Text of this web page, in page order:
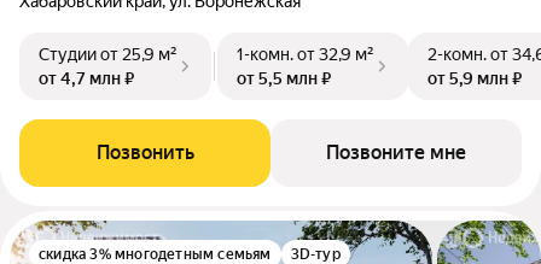
Студииот 25,9 м²
от 4,7 млн ₽
1-комн.от 32,9 м²
от 5,5 млн ₽
2-комн.от
от 5,9 млн ₽
Позвонить Позвоните мне
скидка 3% многодетным семьям 3D-тур